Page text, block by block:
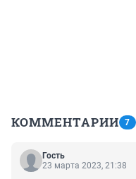
КОММЕНТАРИИ 7
Гость
23 марта 2023, 21:38